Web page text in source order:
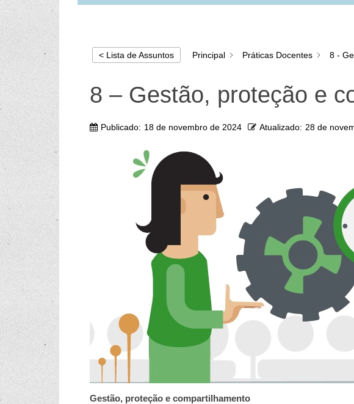
< Lista de Assuntos Principal Práticas Docentes 8 -
8 – Gestão, proteção e
Publicado: 18 de novembro de 2024 Atualizado: 28 de
Gestão, proteção e compartilhamento